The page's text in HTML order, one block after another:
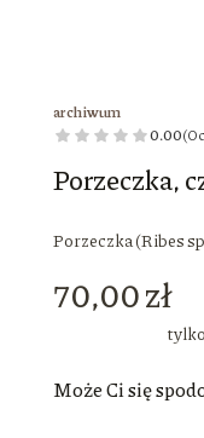
archiwum
0.00
Porzeczka,
Porzeczka (Ribes
Cena
70,00 zł
Może Ci się